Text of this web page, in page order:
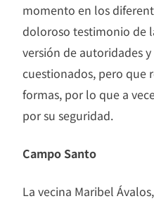
momento en los
doloroso testimonio de
versión de autoridades
cuestionados, pero que
formas, por lo que a
por su seguridad.
Campo Santo
La vecina Maribel